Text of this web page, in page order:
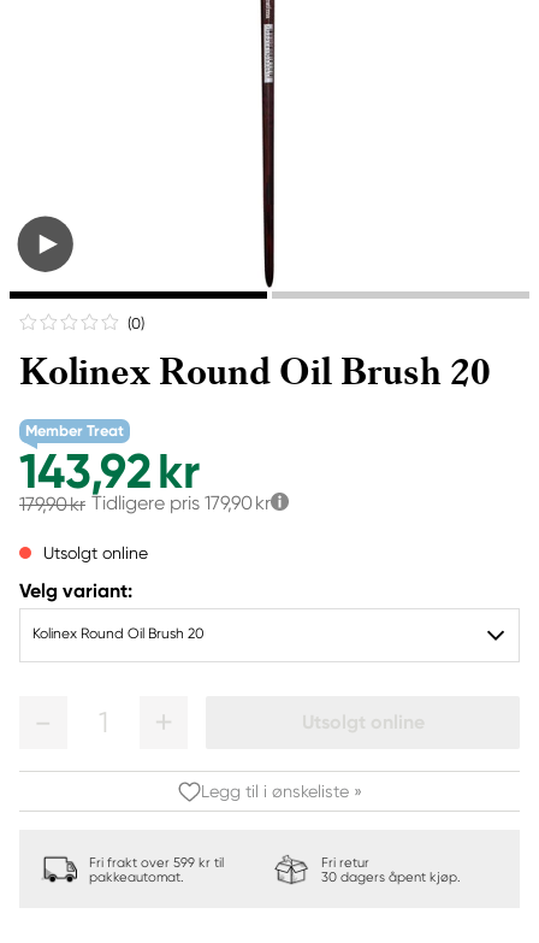
(0)
Kolinex Round Oil Brush 20
Member Treat
143,92 kr
179,90 kr Tidligere pris 179,90 kr
Utsolgt online
Velg variant:
Kolinex Round Oil Brush 20
1 Utsolgt online
Legg til i ønskeliste »
Fri frakt over 599 kr til
pakkeautomat.
Fri retur
30 dagers åpent kjøp.